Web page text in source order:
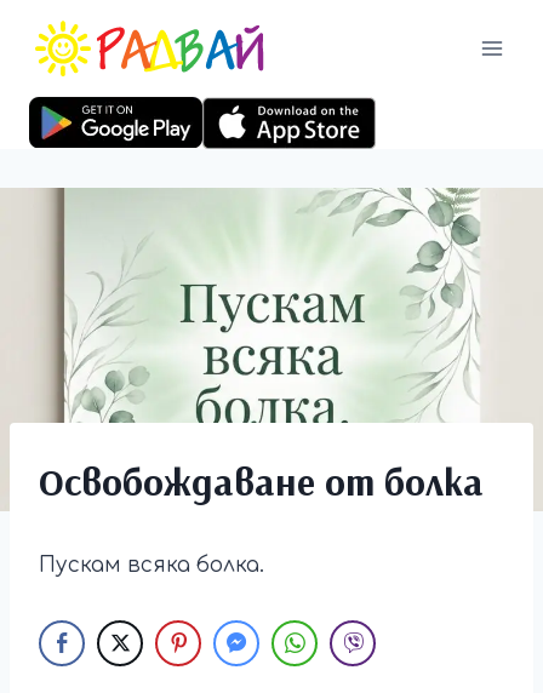
Освобождаване от болка
Пускам всяка болка.